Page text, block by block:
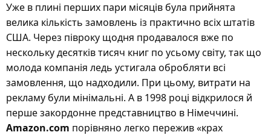
Уже в плині перших пари місяців була прийнята
велика кількість замовлень із практично всіх штатів
США. Через півроку щодня продавалося вже по
нескольку десятків тисяч книг по усьому світу, так що
молода компанія ледь устигала обробляти всі
замовлення, що надходили. При цьому, витрати на
рекламу були мінімальні. А в 1998 році відкрилося й
перше закордонне представництво в Німеччині.
Amazon.com порівняно легко пережив «крах